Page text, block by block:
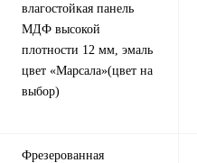
влагостойкая панель
МДФ высокой
плотности 12 мм, эмаль
цвет «Марсала»(цвет на
выбор)
Фрезерованная